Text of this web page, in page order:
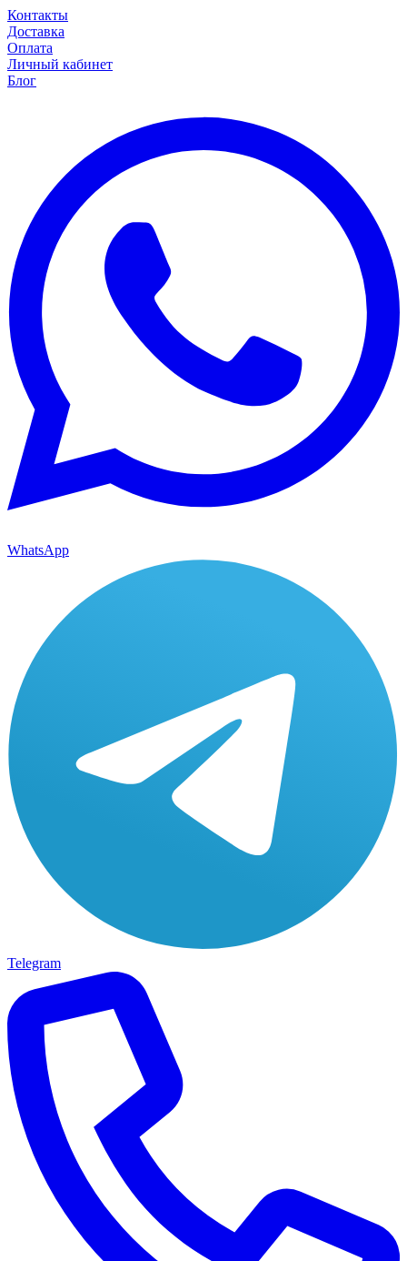
Контакты
Доставка
Оплата
Личный кабинет
Блог
WhatsApp
Telegram